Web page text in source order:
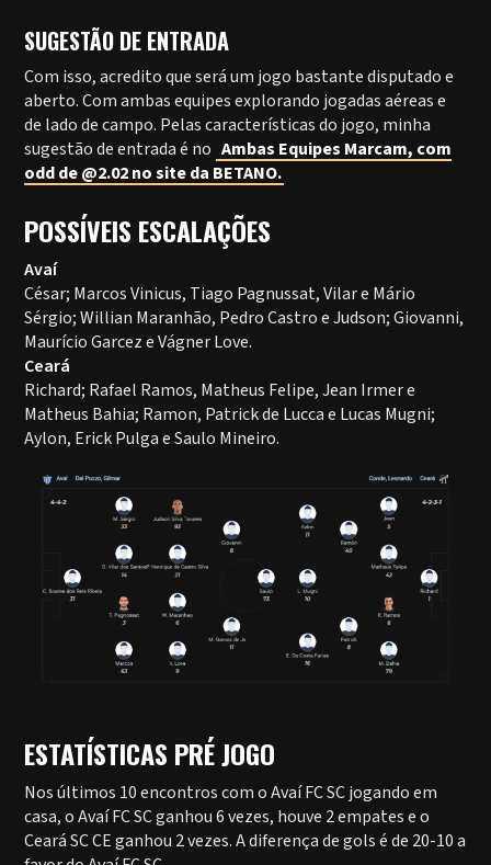
SUGESTÃO DE ENTRADA
Com isso, acredito que será um jogo bastante disputado e
aberto. Com ambas equipes explorando jogadas aéreas e
de lado de campo. Pelas características do jogo, minha
sugestão de entrada é no Ambas Equipes Marcam, com
odd de @2.02 no site da BETANO.
POSSÍVEIS ESCALAÇÕES
Avaí
César; Marcos Vinicus, Tiago Pagnussat, Vilar e Mário
Sérgio; Willian Maranhão, Pedro Castro e Judson; Giovanni,
Maurício Garcez e Vágner Love.
Ceará
Richard; Rafael Ramos, Matheus Felipe, Jean Irmer e
Matheus Bahia; Ramon, Patrick de Lucca e Lucas Mugni;
Aylon, Erick Pulga e Saulo Mineiro.
ESTATÍSTICAS PRÉ JOGO
Nos últimos 10 encontros com o Avaí FC SC jogando em
casa, o Avaí FC SC ganhou 6 vezes, houve 2 empates e o
Ceará SC CE ganhou 2 vezes. A diferença de gols é de 20-10 a